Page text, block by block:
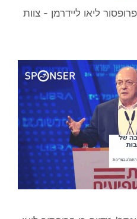
פרופסור ליאו ליידרמן - צוות